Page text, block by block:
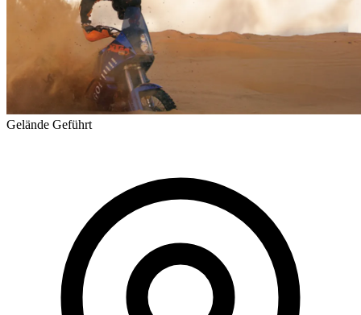
Gelände Geführt